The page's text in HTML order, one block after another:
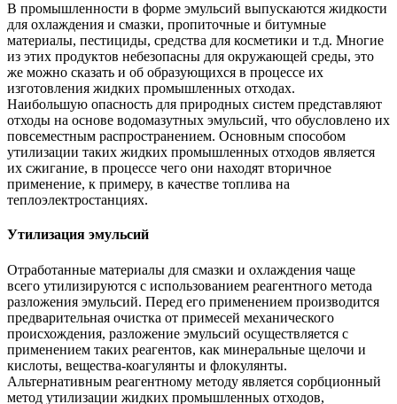
В промышленности в форме эмульсий выпускаются жидкости
для охлаждения и смазки, пропиточные и битумные
материалы, пестициды, средства для косметики и т.д. Многие
из этих продуктов небезопасны для окружающей среды, это
же можно сказать и об образующихся в процессе их
изготовления жидких промышленных отходах.
Наибольшую опасность для природных систем представляют
отходы на основе водомазутных эмульсий, что обусловлено их
повсеместным распространением. Основным способом
утилизации таких жидких промышленных отходов является
их сжигание, в процессе чего они находят вторичное
применение, к примеру, в качестве топлива на
теплоэлектростанциях.
Утилизация эмульсий
Отработанные материалы для смазки и охлаждения чаще
всего утилизируются с использованием реагентного метода
разложения эмульсий. Перед его применением производится
предварительная очистка от примесей механического
происхождения, разложение эмульсий осуществляется с
применением таких реагентов, как минеральные щелочи и
кислоты, вещества-коагулянты и флокулянты.
Альтернативным реагентному методу является сорбционный
метод утилизации жидких промышленных отходов,